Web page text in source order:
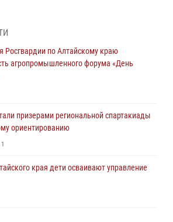
провели встречу с юными пограничниками
по Алтайскому краю провело для детей
охраны Росгвардии по
Росгвардии по Алтайскому краю
агропромышленного форума «День
призерами региональной спартакиады
ориентированию
1
края дети осваивают управление